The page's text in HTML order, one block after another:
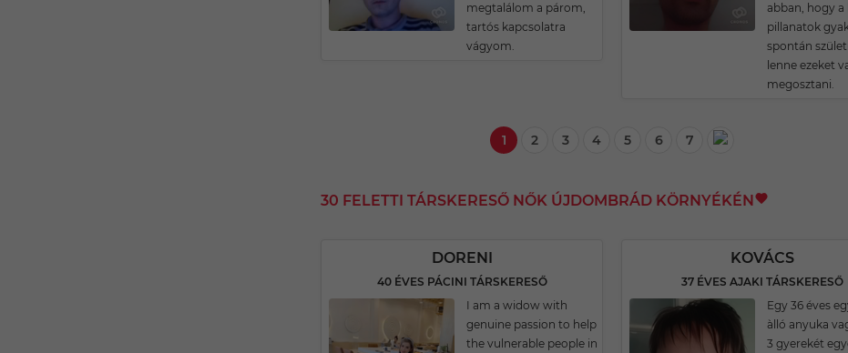
megtalálom a párom,
tartós kapcsolatra
vágyom.
abban, hogy
pillanatok
spontán
lenne ezeket
megosztani.
1 2 3 4 5 6 7
30 FELETTI TÁRSKERESŐ NŐK ÚJDOMBRÁD KÖRNYÉKÉN
DORENI
40 ÉVES PÁCINI TÁRSKERESŐ
I am a widow with
genuine passion to help
the vulnerable people in
KOVÁCS
37 ÉVES AJAKI TÁRSKERESŐ
Egy 36 éves
àlló anyuka
3 gyerekét